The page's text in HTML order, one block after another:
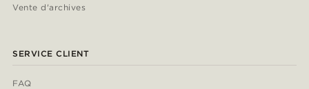
Vente d'archives
SERVICE CLIENT
FAQ